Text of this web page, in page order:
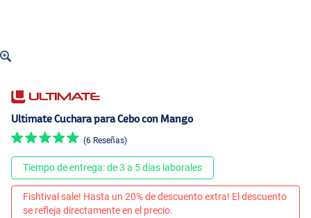
Ultimate Cuchara para Cebo con Mango
(6 Reseñas)
Tiempo de entrega: de 3 a 5 días laborales
Fishtival sale! Hasta un 20% de descuento extra! El descuento
se refleja directamente en el precio.